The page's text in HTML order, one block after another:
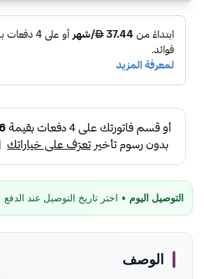
التوصيل اليوم • اختر تاريخ التوصيل عند الدفع
الوصف